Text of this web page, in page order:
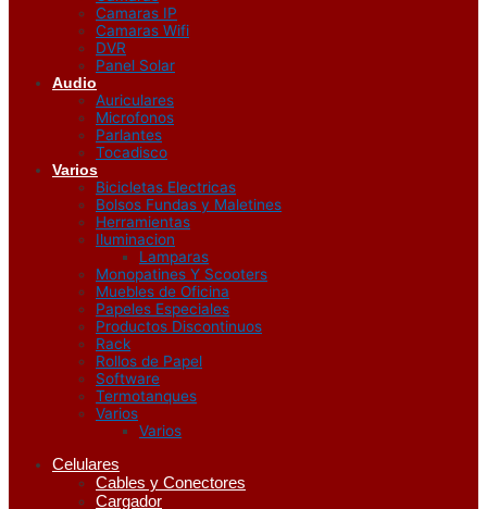
Camaras IP
Camaras Wifi
DVR
Panel Solar
Audio
Auriculares
Microfonos
Parlantes
Tocadisco
Varios
Bicicletas Electricas
Bolsos Fundas y Maletines
Herramientas
Iluminacion
Lamparas
Monopatines Y Scooters
Muebles de Oficina
Papeles Especiales
Productos Discontinuos
Rack
Rollos de Papel
Software
Termotanques
Varios
Varios
Celulares
Cables y Conectores
Cargador